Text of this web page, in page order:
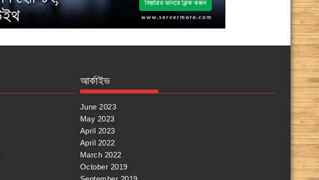
আর্কাইভ
June 2023
May 2023
April 2023
April 2022
March 2022
October 2019